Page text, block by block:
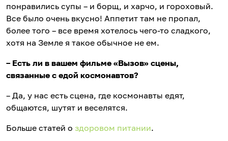
понравились супы – и борщ, и харчо, и гороховый.
Все было очень вкусно! Аппетит там не пропал,
более того – все время хотелось чего-то сладкого,
хотя на Земле я такое обычное не ем.
– Есть ли в вашем фильме «Вызов» сцены,
связанные с едой космонавтов?
– Да, у нас есть сцена, где космонавты едят,
общаются, шутят и веселятся.
Больше статей о здоровом питании.